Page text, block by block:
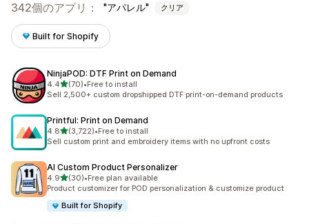
342個のアプリ： アパレル クリア
Built for Shopify
NinjaPOD: DTF Print on Demand
4.45つ星中
(70)
合計レビュー数：70件
•Free to install
Sell 2,500+ custom dropshipped DTF print-on-demand products
Printful: Print on Demand
4.85つ星中
(3,722)
合計レビュー数：3722件
•Free to install
Sell custom print and embroidery items with no upfront costs
AI Custom Product Personalizer
4.95つ星中
(30)
合計レビュー数：30件
•Free plan available
Product customizer for POD personalization & customize product
Built for Shopify